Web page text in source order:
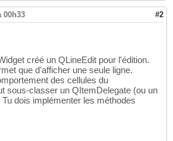
00h33 #2
créé un QLineEdit pour l'édition.
que d'afficher une seule ligne.
des cellules du
sous-classer un QItemDelegate (ou un
dois implémenter les méthodes